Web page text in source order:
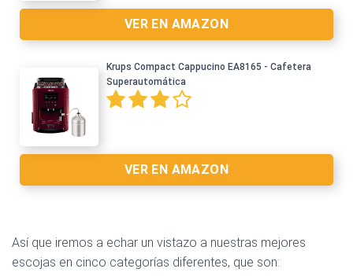
VER EN AMAZON
Krups Compact Cappucino EA8165 - Cafetera
Superautomática
VER EN AMAZON
Así que iremos a echar un vistazo a nuestras mejores
escojas en cinco categorías diferentes, que son: